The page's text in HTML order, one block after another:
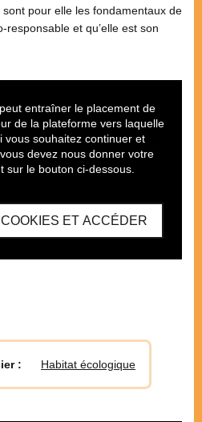
sont pour elle les fondamentaux de
responsable et qu’elle est son
entraîner le placement de
de la plateforme vers laquelle
vous souhaitez continuer et
devez nous donner votre
sur le bouton ci-dessous.
ET ACCÉDER
: Habitat écologique